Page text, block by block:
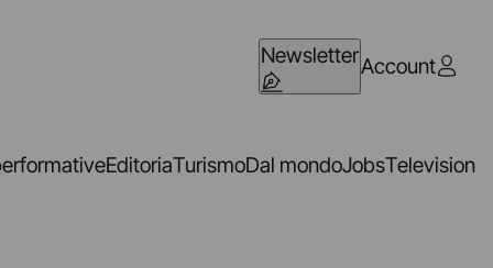
NewsletterAccount
EditoriaTurismoDal mondoJobsTelevision